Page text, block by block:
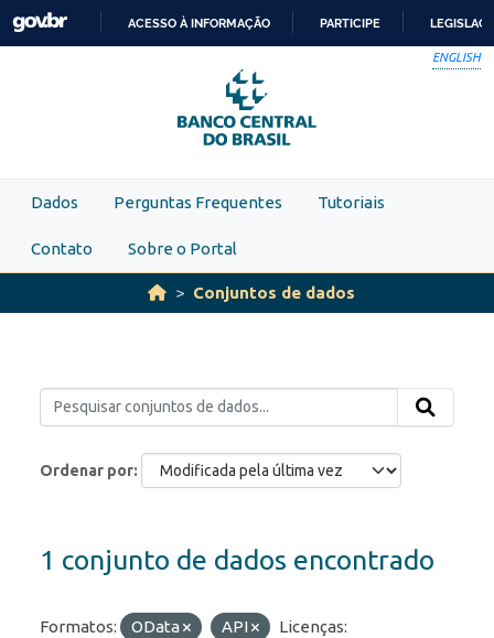
Skip to main content
PARA
O
CONTEÚDO
ACESSO À INFORMAÇÃO PARTICIPE
ENGLISH
Dados Perguntas Frequentes Tutoriais
Contato Sobre o Portal
Conjuntos de dados
Ordenar por
1 conjunto de dados encontrado
Formatos: OData API
Licenças: